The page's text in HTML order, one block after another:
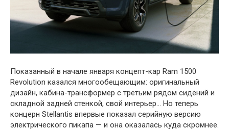
Показанный в начале января концепт-кар Ram 1500
Revolution казался многообещающим: оригинальный
дизайн, кабина-трансформер с третьим рядом сидений и
складной задней стенкой, свой интерьер… Но теперь
концерн Stellantis впервые показал серийную версию
электрического пикапа — и она оказалась куда скромнее.